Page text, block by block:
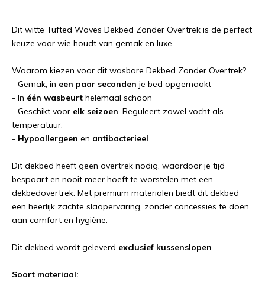
Dit witte Tufted Waves Dekbed Zonder Overtrek is de perfect
keuze voor wie houdt van gemak en luxe.
Waarom kiezen voor dit wasbare Dekbed Zonder Overtrek?
- Gemak, in een paar seconden je bed opgemaakt
- In één wasbeurt helemaal schoon
- Geschikt voor elk seizoen. Reguleert zowel vocht als
temperatuur.
- Hypoallergeen en antibacterieel
Dit dekbed heeft geen overtrek nodig, waardoor je tijd
bespaart en nooit meer hoeft te worstelen met een
dekbedovertrek. Met premium materialen biedt dit dekbed
een heerlijk zachte slaapervaring, zonder concessies te doen
aan comfort en hygiëne.
Dit dekbed wordt geleverd exclusief kussenslopen.
Soort materiaal: